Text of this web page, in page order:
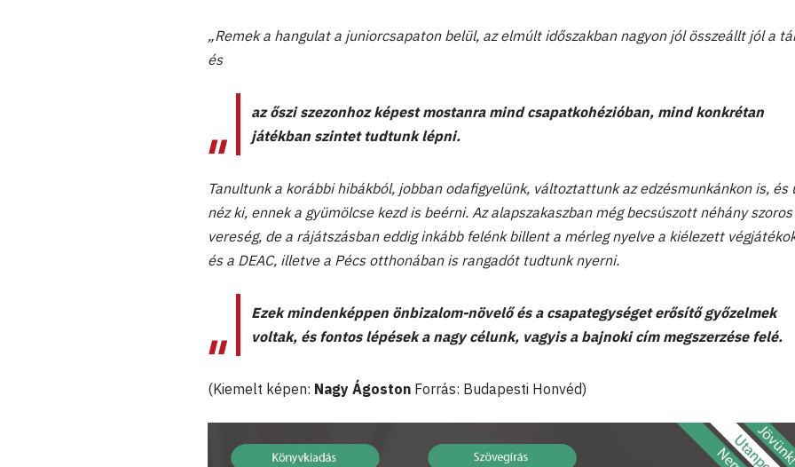
„Remek a hangulat a juniorcsapaton belül, az elmúlt időszakban nagyon jól összeállt jól a
és
az őszi szezonhoz képest mostanra mind csapatkohézióban, mind konkrétan
játékban szintet tudtunk lépni.
Tanultunk a korábbi hibákból, jobban odafigyelünk, változtattunk az edzésmunkánkon is, és
néz ki, ennek a gyümölcse kezd is beérni. Az alapszakaszban még becsúszott néhány szoros
vereség, de a rájátszásban eddig inkább felénk billent a mérleg nyelve a kiélezett
és a DEAC, illetve a Pécs otthonában is rangadót tudtunk nyerni.
Ezek mindenképpen önbizalom-növelő és a csapategységet erősítő győzelmek
voltak, és fontos lépések a nagy célunk, vagyis a bajnoki cím megszerzése felé.
(Kiemelt képen: Nagy Ágoston Forrás: Budapesti Honvéd)